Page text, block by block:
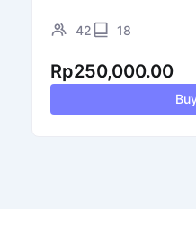
42 18
Rp250,000.00